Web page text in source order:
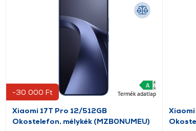
-30 000 Ft Termék adatlap
Xiaomi 17T Pro 12/512GB
Okostelefon, mélykék (MZB0NUMEU)
Xiaomi